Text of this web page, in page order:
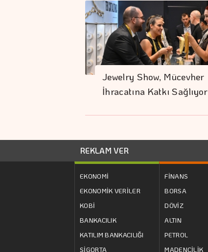
Jewelry Show, Mücevher
İhracatına Katkı Sağlıyor
REKLAM VER
EKONOMİ
EKONOMİK VERİLER
KOBİ
BANKACILIK
KATILIM BANKACILIĞI
SİGORTA
FİNANS
BORSA
DÖVİZ
ALTIN
PETROL
MADENCİLİK